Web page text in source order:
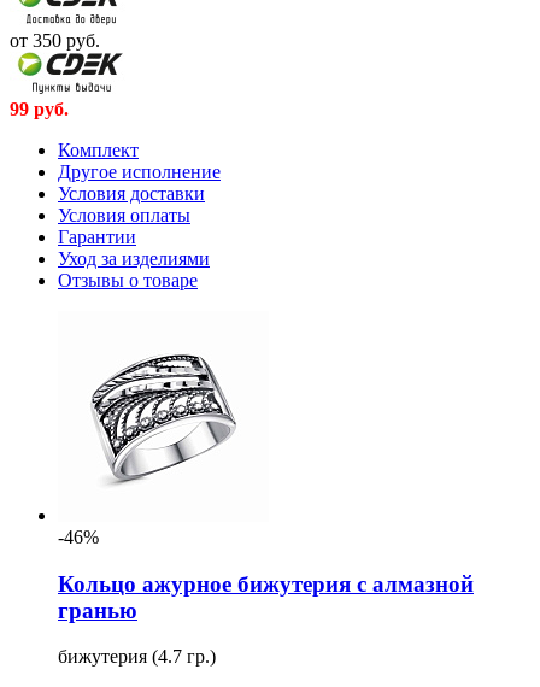
от 350 руб.
99 руб.
Комплект
Другое исполнение
Условия доставки
Условия оплаты
Гарантии
Уход за изделиями
Отзывы о товаре
-46%
Кольцо ажурное бижутерия с алмазной
гранью
бижутерия (4.7 гр.)